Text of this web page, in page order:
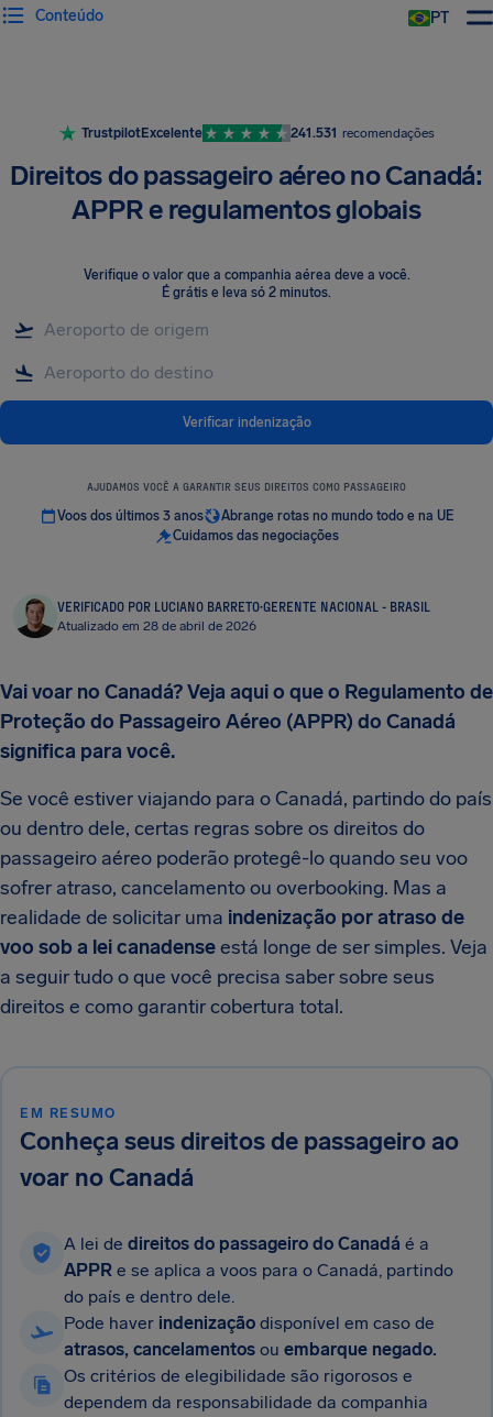
PT
Conteúdo
TrustpilotExcelente 241.531 recomendações
Direitos do passageiro aéreo no Canadá:
APPR e regulamentos globais
Verifique o valor que a companhia aérea deve a você.
É grátis e leva só 2 minutos.
Verificar indenização
AJUDAMOS VOCÊ A GARANTIR SEUS DIREITOS COMO PASSAGEIRO
Voos dos últimos 3 anos
Abrange rotas no mundo todo e na UE
Cuidamos das negociações
VERIFICADO POR LUCIANO BARRETO·GERENTE NACIONAL - BRASIL
Atualizado em 28 de abril de 2026
Vai voar no Canadá? Veja aqui o que o Regulamento de
Proteção do Passageiro Aéreo (APPR) do Canadá
significa para você.
Se você estiver viajando para o Canadá, partindo do país
ou dentro dele, certas regras sobre os direitos do
passageiro aéreo poderão protegê-lo quando seu voo
sofrer atraso, cancelamento ou overbooking. Mas a
realidade de solicitar uma indenização por atraso de
voo sob a lei canadenseestá longe de ser simples. Veja
a seguir tudo o que você precisa saber sobre seus
direitos e como garantir cobertura total.
EM RESUMO
Conheça seus direitos de passageiro ao
voar no Canadá
A lei de direitos do passageiro do Canadá é a
APPR e se aplica a voos para o Canadá, partindo
do país e dentro dele.
Pode haver indenização disponível em caso de
atrasos, cancelamentos ou embarque negado.
Os critérios de elegibilidade são rigorosos e
dependem da responsabilidade da companhia